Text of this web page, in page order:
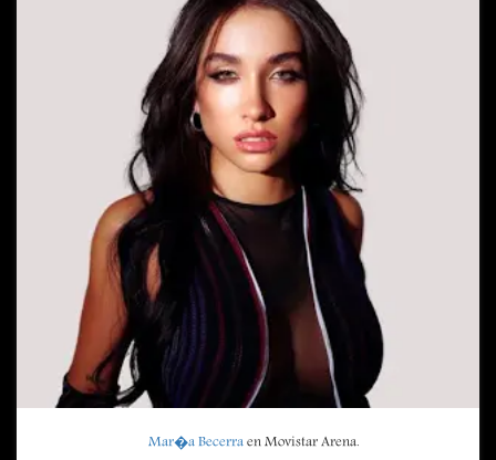
Mar�a Becerraen Movistar Arena.